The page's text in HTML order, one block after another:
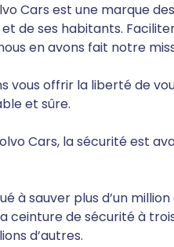
Cars est une marque
de ses habitants.
en avons fait notre
vous offrir la liberté de
et sûre.
Cars, la sécurité est
à sauver plus d’un
ceinture de sécurité à
d’autres.